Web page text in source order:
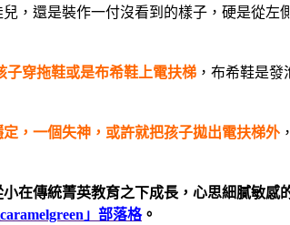
，還是裝作一付沒看到的樣子，硬是從左
子穿拖鞋或是布希鞋上電扶梯 ，布希鞋是
，一個失神，或許就把孩子拋出電扶梯外
在傳統菁英教育之下成長，心思細膩敏
」部落格。